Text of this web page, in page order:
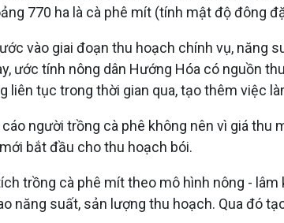
770 ha là cà phê mít (tính mật độ đông
vào giai đoạn thu hoạch chính vụ,
ước tính nông dân Hướng Hóa có nguồn
liên tục trong thời gian qua, tạo thêm việc
người trồng cà phê không nên vì giá
bắt đầu cho thu hoạch bói.
trồng cà phê mít theo mô hình nông -
năng suất, sản lượng thu hoạch. Qua đó